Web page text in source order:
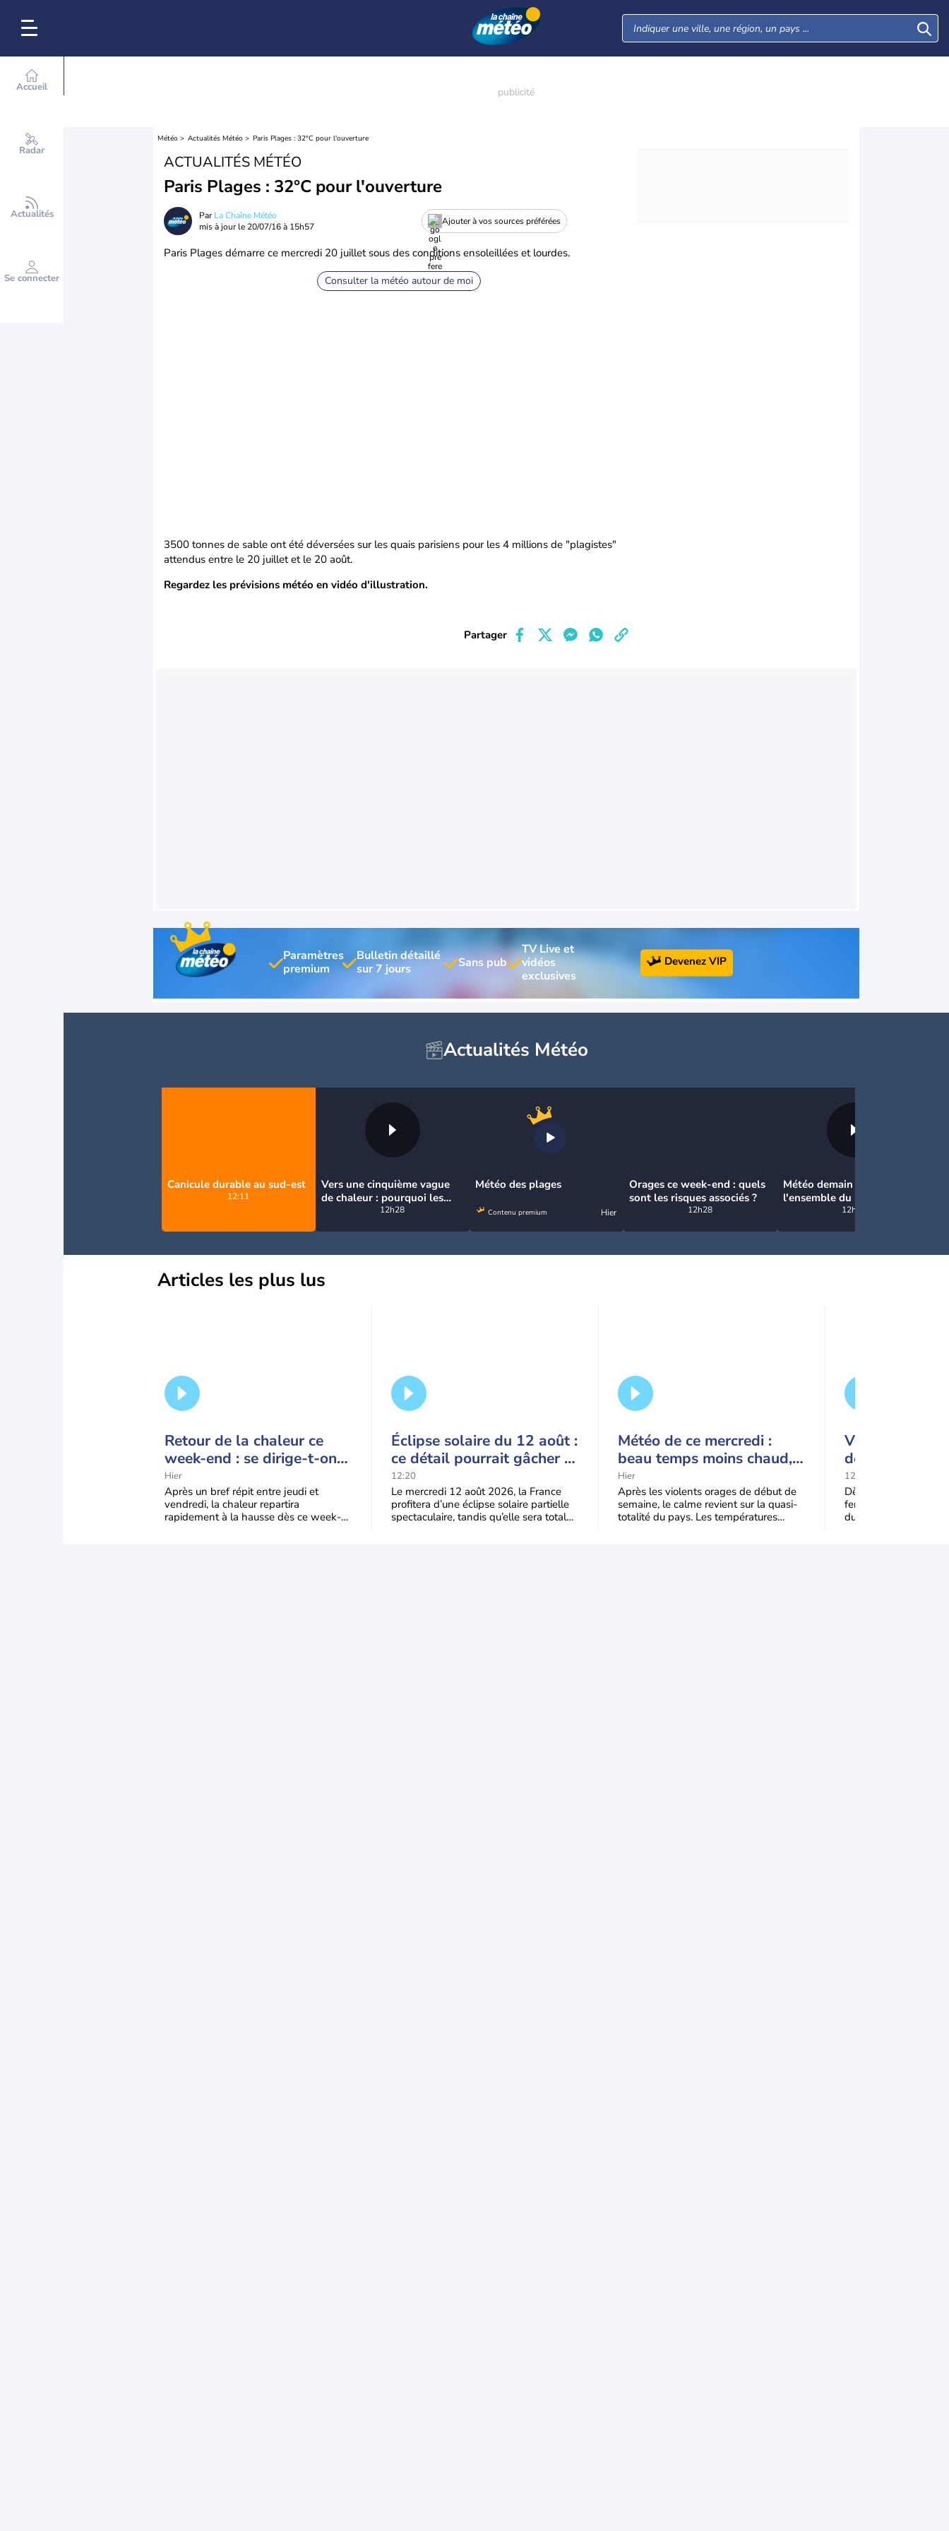
Accueil
Radar
Actualités
Se connecter
Météo Actualités Météo Paris Plages : 32°C pour l'ouverture
ACTUALITÉS MÉTÉO
Paris Plages : 32°C pour l'ouverture
ParLa Chaîne Météo
mis à jour le 20/07/16 à 15h57
Ajouter à vos sources préférées
Paris Plages démarre ce mercredi 20 juillet sous des conditions ensoleillées et lourdes.
Consulter la météo autour de moi
3500 tonnes de sable ont été déversées sur les quais parisiens pour les 4 millions de "plagistes"
attendus entre le 20 juillet et le 20 août.
Regardez les prévisions météo en vidéo d'illustration.
Partager
Paramètres
Bulletin détaillé
TV Live et
vidéos
Devenez VIP
Actualités Météo
Canicule durable au sud-est
12:11
Vers une cinquième vague
de chaleur : pourquoi les
fortes chaleurs vont
12h28
Météo des plages
Contenu premium Hier
Orages ce week-end : quels
sont les risques associés ?
12h28
Météo demain : du soleil sur
l'ensemble du pays, jusqu'à
40°C au sud-est
12h23
Articles les plus lus
Retour de la chaleur ce
week-end : se dirige-t-on
vers une cinquième vague
de chaleur en France ?
Hier
Après un bref répit entre jeudi et
vendredi, la chaleur repartira
rapidement à la hausse dès ce week-
Éclipse solaire du 12 août :
ce détail pourrait gâcher le
spectacle
12:20
Le mercredi 12 août 2026, la France
profitera d’une éclipse solaire partielle
spectaculaire, tandis qu’elle sera totale
Météo de ce mercredi :
beau temps moins chaud,
quelques orages en
montagne
Hier
Après les violents orages de début de
semaine, le calme revient sur la quasi-
totalité du pays. Les températures
Vers une
de chaleur :
fortes
rapidement
France
12:28
Dès ce week-end,
feront leur retour sur
du pays. La mise en